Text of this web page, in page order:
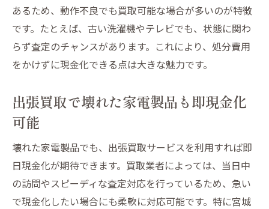
あるため、動作不良でも買取可能な場合が多いのが特徴
です。たとえば、古い洗濯機やテレビでも、状態に関わ
らず査定のチャンスがあります。これにより、処分費用
をかけずに現金化できる点は大きな魅力です。
出張買取で壊れた家電製品も即現金化
可能
壊れた家電製品でも、出張買取サービスを利用すれば即
日現金化が期待できます。買取業者によっては、当日中
の訪問やスピーディな査定対応を行っているため、急い
で現金化したい場合にも柔軟に対応可能です。特に宮城